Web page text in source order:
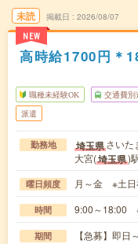
未読
NEW
掲載日 2026/08/07
高時給1700円＊
職種未経験OK 交通費別
派遣
勤務地 埼玉県さいた
大宮(埼玉県)
曜日頻度 月～金 ※土日
時間 9:00～18:00 ※
期間 【急募】即